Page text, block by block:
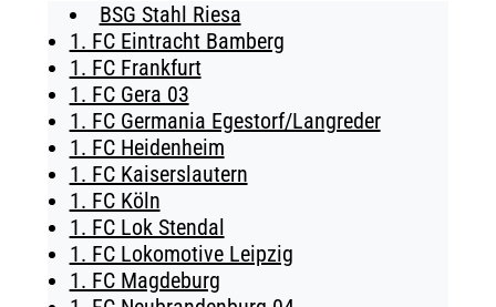
CLUBMITGLIEDSCHAFT
BUSINESS
SÜDKURVE
TICKETING
BSG Stahl Riesa
1. FC Eintracht Bamberg
1. FC Frankfurt
1. FC Gera 03
1. FC Germania Egestorf/Langreder
1. FC Heidenheim
1. FC Kaiserslautern
1. FC Köln
1. FC Lok Stendal
1. FC Lokomotive Leipzig
1. FC Magdeburg